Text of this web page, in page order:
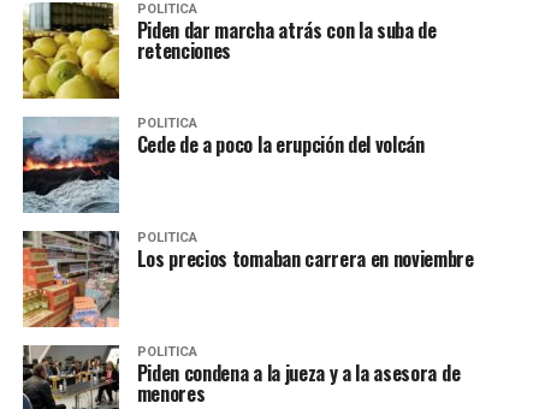
POLITICA
Piden dar marcha atrás con la suba de
retenciones
POLITICA
Cede de a poco la erupción del volcán
POLITICA
Los precios tomaban carrera en noviembre
POLITICA
Piden condena a la jueza y a la asesora de
menores